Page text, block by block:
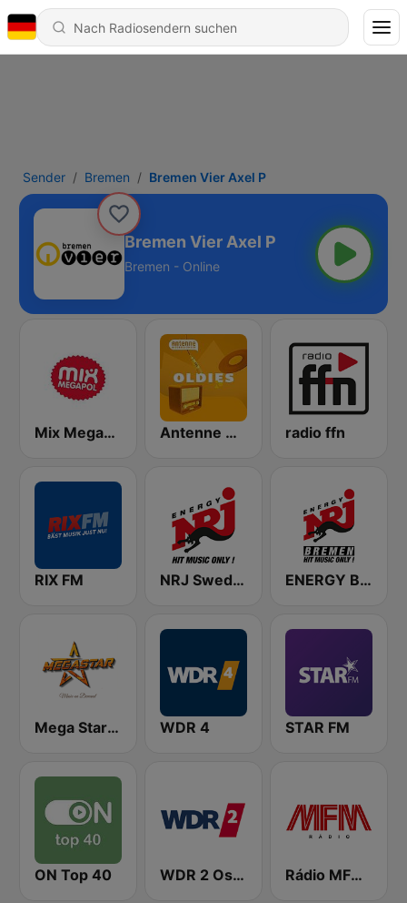
Sender Bremen Bremen Vier Axel P
Bremen Vier Axel P
Bremen - Online
Mix Megapol Antenne Niedersachsen Oldies radio ffn
RIX FM NRJ Sweden ENERGY Bremen
Mega Star España WDR 4 STAR FM
ON Top 40 WDR 2 Ostwestfalen-Lippe Rádio MFM Angola